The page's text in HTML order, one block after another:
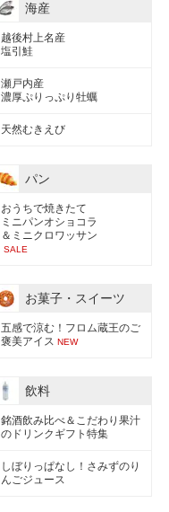
海産
越後村上名産
塩引鮭
瀬戸内産
濃厚ぷりっぷり牡蠣
天然むきえび
パン
おうちで焼きたて
ミニパンオショコラ
＆ミニクロワッサン
SALE
お菓子・スイーツ
五感で涼む！フロム蔵王のご
褒美アイス NEW
飲料
銘酒飲み比べ＆こだわり果汁
のドリンクギフト特集
しぼりっぱなし！さみずのり
んごジュース